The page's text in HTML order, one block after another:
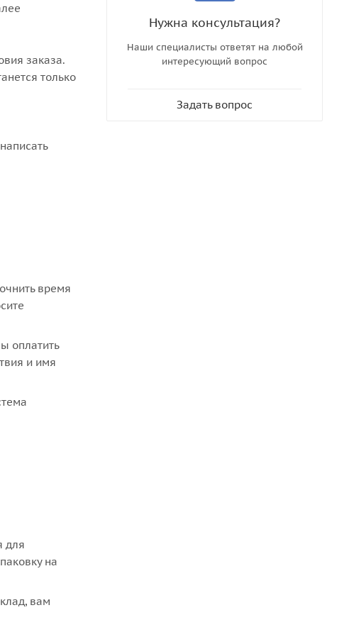
заказа.
только
время
оплатить
и имя
для
на
вам
Нужна консультация?
Наши специалисты ответят на любой
интересующий вопрос
Задать вопрос